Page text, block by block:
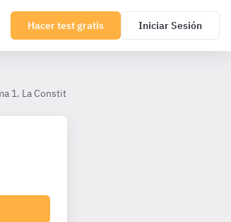
Hacer test gratis Iniciar Sesión
1. La Constitución Española de 1978